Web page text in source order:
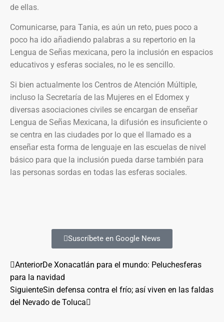
de ellas.
Comunicarse, para Tania, es aún un reto, pues poco a
poco ha ido añadiendo palabras a su repertorio en la
Lengua de Señas mexicana, pero la inclusión en espacios
educativos y esferas sociales, no le es sencillo.
Si bien actualmente los Centros de Atención Múltiple,
incluso la Secretaría de las Mujeres en el Edomex y
diversas asociaciones civiles se encargan de enseñar
Lengua de Señas Mexicana, la difusión es insuficiente o
se centra en las ciudades por lo que el llamado es a
enseñar esta forma de lenguaje en las escuelas de nivel
básico para que la inclusión pueda darse también para
las personas sordas en todas las esferas sociales.
Suscríbete en Google News
AnteriorDe Xonacatlán para el mundo: Peluchesferas
para la navidad
SiguienteSin defensa contra el frío; así viven en las faldas
del Nevado de Toluca